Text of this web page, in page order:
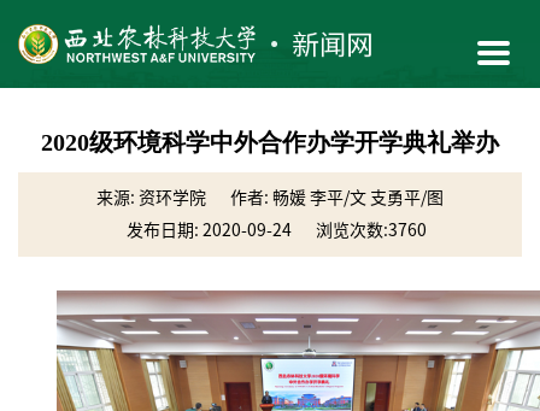
2020级环境科学中外合作办学开学典礼举办
来源: 资环学院
作者: 畅媛 李平/文 支勇平/图
发布日期: 2020-09-24
浏览次数:3760